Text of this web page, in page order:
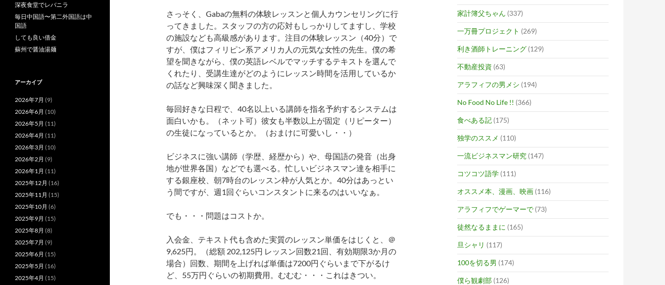
さっそく、Gabaの無料の体験レッスンと個人カウンセリングに行
ってきました。
スタッフの方の応対もしっかりしてますし、学校
の施設なども高級感があります。 注目の体験レッスン（40分）で
すが、僕はフィリピン系アメリカ人の元気な女性の先生。 僕の希
望を聞きながら、僕の英語レベルでマッチするテキストを選んで
くれたり、 受講生達がどのようにレッスン時間を活用しているか
の話など興味深く聞きました。
毎回好きな日程で、40名以上いる講師を指名予約するシステムは
面白いかも。（ネット可） 彼女も半数以上が固定（リピーター）
の生徒になっているとか。（おまけに可愛いし・・）
ビジネスに強い講師（学歴、経歴から）や、母国語の発音（出身
地が世界各国）などでも選べる。忙しいビジネスマン達を相手に
する銀座校、朝7時台のレッスン枠が人気とか。 40分はあっとい
う間ですが、週1回ぐらいコンスタントに来るのはいいなぁ。
でも・・・問題はコストか。
入会金、テキスト代も含めた実質のレッスン単価をはじくと、＠
9,625円。
（総額 202,125円 レッスン回数21回、有効期限3か月の
場合） 回数、期間を上げれば単価は7200円ぐらいまで下がるけ
ど、55万円ぐらいの初期費用。 むむむ・・・これはきつい。
家計簿父ちゃん (337)
一万冊プロジェクト (269)
利き酒師トレーニング (129)
不動産投資 (63)
アラフィフの男メシ (194)
No Food No Life !! (366)
食べある記 (175)
独学のススメ (110)
一流ビジネスマン研究 (147)
コツコツ語学 (111)
オススメ本、漫画、映画 (116)
アラフィフでゲーマーで (73)
徒然なるままに (165)
旦シャリ (117)
100を切る男 (174)
僕ら観劇部 (126)
深夜食堂でレバニラ
毎日中国語〜第二外国語は中
国語
しても良い借金
蘇州で醤油湯麺
アーカイブ
2026年7月 (9)
2026年6月 (10)
2026年5月 (11)
2026年4月 (11)
2026年3月 (10)
2026年2月 (9)
2026年1月 (11)
2025年12月 (16)
2025年11月 (15)
2025年10月 (6)
2025年9月 (15)
2025年8月 (8)
2025年7月 (9)
2025年6月 (15)
2025年5月 (16)
2025年4月 (15)